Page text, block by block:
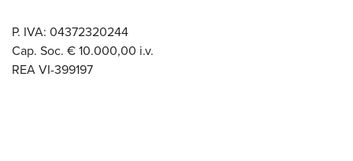
P. IVA: 04372320244
Cap. Soc. € 10.000,00 i.v.
REA VI-399197